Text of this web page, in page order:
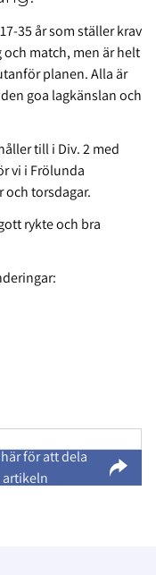
35 år som ställer krav
match, men är helt
planen. Alla är
goa lagkänslan och
till i Div. 2 med
vi i Frölunda
och torsdagar.
rykte och bra
för att dela
artikeln